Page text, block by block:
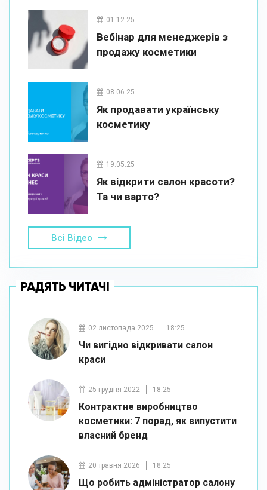
01.12.25
Вебінар для менеджерів з
продажу косметики
08.06.25
Як продавати українську
косметику
19.05.25
Як відкрити салон красоти?
Та чи варто?
Всі Відео
РАДЯТЬ ЧИТАЧІ
02 листопада 2025 18:25
Чи вигідно відкривати салон
краси
25 грудня 2022 18:25
Контрактне виробництво
косметики: 7 порад, як випустити
власний бренд
20 травня 2026 18:25
Що робить адміністратор салону